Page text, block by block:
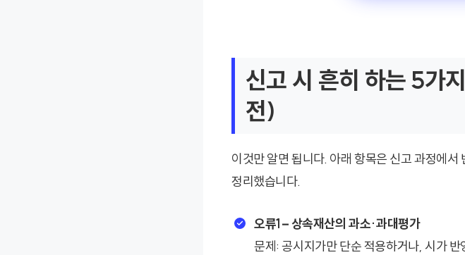
신고 시 흔히 하는 5가
전)
이것만 알면 됩니다. 아래 항목은 신고 과정에
정리했습니다.
오류1 – 상속재산의 과소·과대평가
문제: 공시지가만 단순 적용하거나, 시가 반